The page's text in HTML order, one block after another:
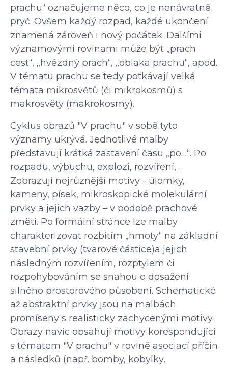
prachu“ označujeme něco, co je nenávratně
pryč. Ovšem každý rozpad, každé ukončení
znamená zároveň i nový počátek. Dalšími
významovými rovinami může být „prach
cest“, „hvězdný prach“, „oblaka prachu“, apod.
V tématu prachu se tedy potkávají velká
témata mikrosvětů (či mikrokosmů) s
makrosvěty (makrokosmy).
Cyklus obrazů "V prachu" v sobě tyto
významy ukrývá. Jednotlivé malby
představují krátká zastavení času „po…“. Po
rozpadu, výbuchu, explozi, rozvíření,…
Zobrazují nejrůznější motivy - úlomky,
kameny, písek, mikroskopické molekulární
prvky a jejich vazby – v podobě prachové
změti. Po formální stránce lze malby
charakterizovat rozbitím „hmoty“ na základní
stavební prvky (tvarové částice)a jejich
následným rozvířením, rozptylem či
rozpohybováním se snahou o dosažení
silného prostorového působení. Schematické
až abstraktní prvky jsou na malbách
promíseny s realisticky zachycenými motivy.
Obrazy navíc obsahují motivy korespondující
s tématem "V prachu" v rovině asociací příčin
a následků (např. bomby, kobylky,